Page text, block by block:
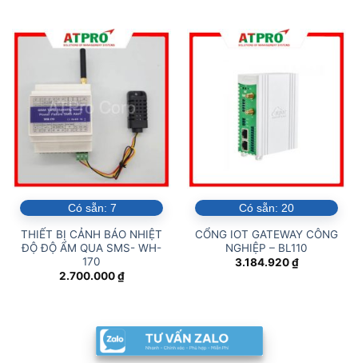
Có sẵn: 7
THIẾT BỊ CẢNH BÁO NHIỆT
ĐỘ ĐỘ ẨM QUA SMS- WH-
170
2.700.000₫
Có sẵn: 20
CỔNG IOT GATEWAY CÔNG
NGHIỆP – BL110
3.184.920₫